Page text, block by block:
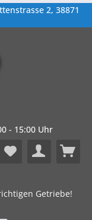
2, 38871
- 15:00 Uhr
Getriebe!